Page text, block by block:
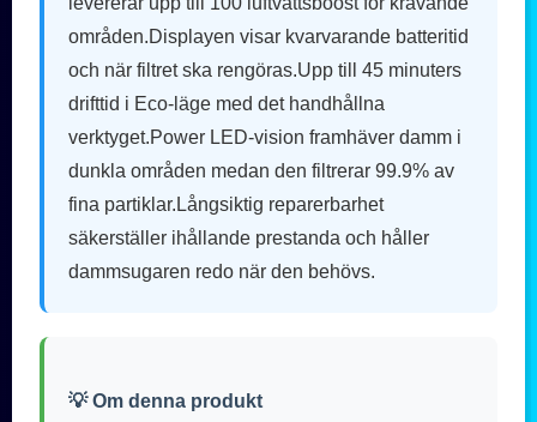
områden.Displayen visar kvarvarande batteritid
och när filtret ska rengöras.Upp till 45 minuters
drifttid i Eco-läge med det handhållna
verktyget.Power LED-vision framhäver damm i
dunkla områden medan den filtrerar 99.9% av
fina partiklar.Långsiktig reparerbarhet
säkerställer ihållande prestanda och håller
dammsugaren redo när den behövs.
💡 Om denna produkt